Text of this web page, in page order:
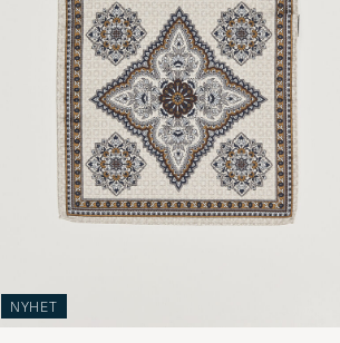
NYHET